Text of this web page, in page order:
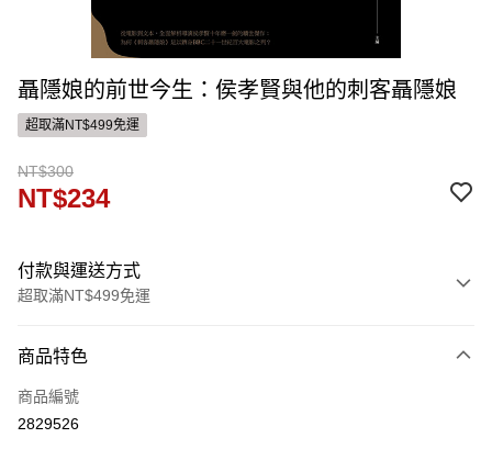
聶隱娘的前世今生：侯孝賢與他的刺客聶隱娘
超取滿NT$499免運
NT$300
NT$234
付款與運送方式
超取滿NT$499免運
信用卡一次付款
ATM付款
商品特色
商品編號
2829526